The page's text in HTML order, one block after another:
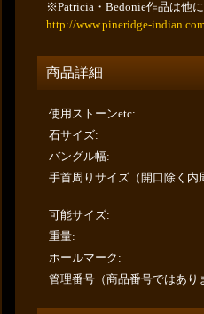
※Patricia・Bedonie作品は他
http://www.pineridge-
商品詳細
使用ストーンetc:
石サイズ:
バングル幅:
手首周りサイズ（開口除く内
可能サイズ:
重量:
ホールマーク :
管理番号（商品番号ではあり